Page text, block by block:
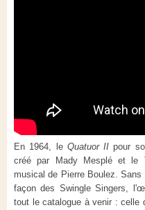
En 1964, le Quatuor II pour
créé par Mady Mesplé et le
musical de Pierre Boulez.
façon des Swingle Singers,
tout le catalogue à venir :